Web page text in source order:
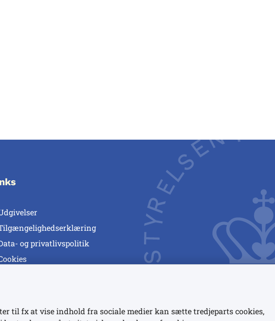
og privatlivspolitik
til fx at vise indhold fra sociale medier kan sætte tredjeparts cookies,